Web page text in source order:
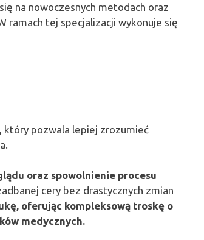
na nowoczesnych metodach oraz
ramach tej specjalizacji wykonuje się
który pozwala lepiej zrozumieć
oraz spowolnienie procesu
cery bez drastycznych zmian
oferując kompleksową troskę o
medycznych.